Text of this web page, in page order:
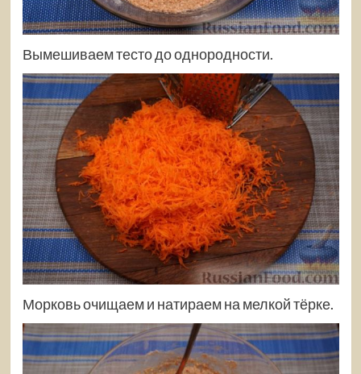
Вымешиваем тесто до однородности.
Морковь очищаем и натираем на мелкой тёрке.